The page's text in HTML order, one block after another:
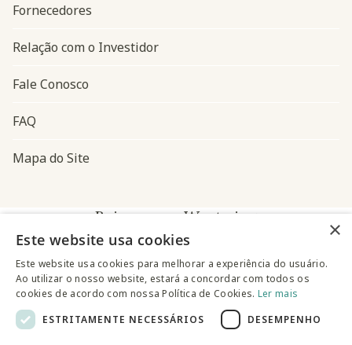
Fornecedores
Relação com o Investidor
Fale Conosco
FAQ
Mapa do Site
Baixe o app Westwing
×
Este website usa cookies
Este website usa cookies para melhorar a experiência do usuário.
Ao utilizar o nosso website, estará a concordar com todos os
cookies de acordo com nossa Política de Cookies. Ler mais
ESTRITAMENTE NECESSÁRIOS
DESEMPENHO